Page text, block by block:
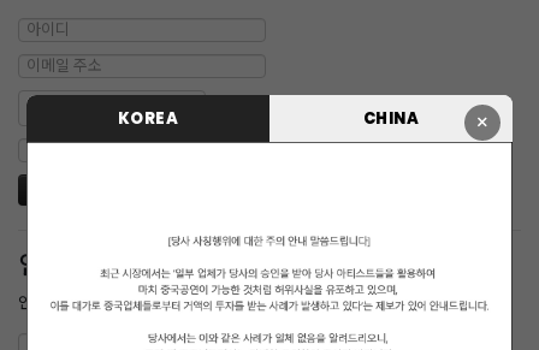
×
KOREA CHINA
인증메일 재발송
인증 메일을 받지 못한 경우 다시 받을 수 있습니다.